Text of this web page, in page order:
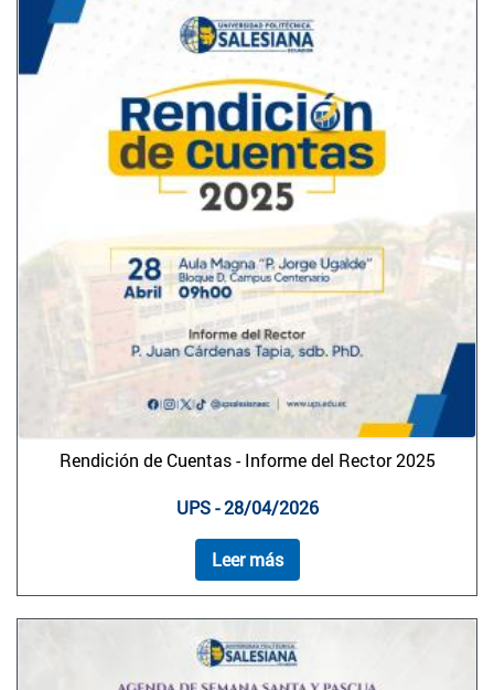
Rendición de Cuentas - Informe del Rector 2025
UPS - 28/04/2026
Leer más